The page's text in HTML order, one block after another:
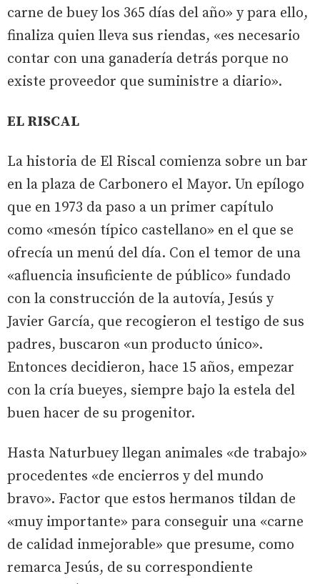
carne de buey los 365 días del año» y para ello,
finaliza quien lleva sus riendas, «es necesario
contar con una ganadería detrás porque no
existe proveedor que suministre a diario».
EL RISCAL
La historia de El Riscal comienza sobre un bar
en la plaza de Carbonero el Mayor. Un epílogo
que en 1973 da paso a un primer capítulo
como «mesón típico castellano» en el que se
ofrecía un menú del día. Con el temor de una
«afluencia insuficiente de público» fundado
con la construcción de la autovía, Jesús y
Javier García, que recogieron el testigo de sus
padres, buscaron «un producto único».
Entonces decidieron, hace 15 años, empezar
con la cría bueyes, siempre bajo la estela del
buen hacer de su progenitor.
Hasta Naturbuey llegan animales «de trabajo»
procedentes «de encierros y del mundo
bravo». Factor que estos hermanos tildan de
«muy importante» para conseguir una «carne
de calidad inmejorable» que presume, como
remarca Jesús, de su correspondiente